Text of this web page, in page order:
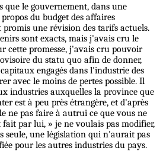
que le gouvernement, dans une
du budget des affaires
promis une révision des tarifs actuels.
sont exacts, mais j'avais cru le
cette promesse, j'avais cru pouvoir
du statu quo afin de donner,
engagés dans l'industrie des
avec le moins de pertes possible. Il
industries auxquelles la province que
est à peu près étrangère, et d'après
ne pas faire à autrui ce que vous ne
par lui, » je ne voulais pas modifier,
seule, une législation qui n'aurait pas
pour les autres industries du pays.